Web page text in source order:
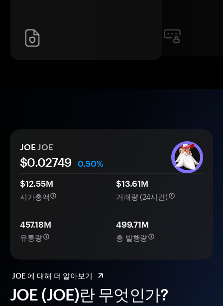
JOE (JOE)란 무엇인가?
JOEJOE
$0.02749
0.50%
$12.55M
시가총액
$13.61M
거래량 (24시간)
457.18M
유통량
499.71M
총 발행량
JOE 에 대해 더 알아보기